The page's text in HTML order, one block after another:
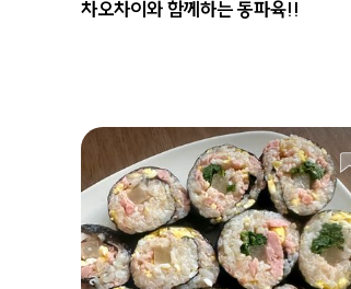
차오차이와 함께하는 동파육!!